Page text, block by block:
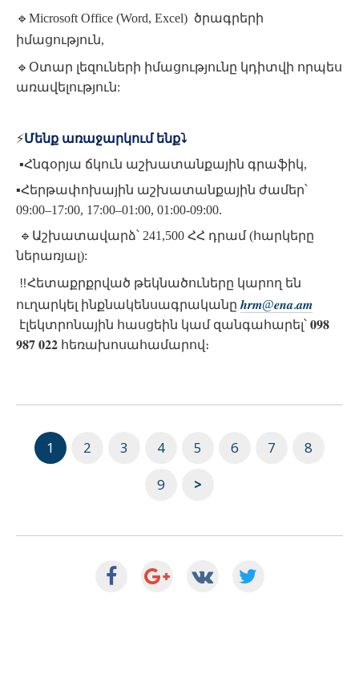
🔹 Microsoft Office (Word, Excel) ծրագրերի
իմացություն,
🔹 Օտար լեզուների իմացությունը կդիտվի որպես
առավելություն:
⚡️Մենք առաջարկում ենք⤵️
▪️Հնգօրյա ճկուն աշխատանքային գրաֆիկ,
▪️Հերթափոխային աշխատանքային ժամեր՝
09:00–17:00, 17:00–01:00, 01:00-09:00.
🔹 Աշխատավարձ՝ 241,500 ՀՀ դրամ (հարկերը
ներառյալ):
‼️Հետաքրքրված թեկնածուները կարող են
ուղարկել ինքնակենսագրականը 𝒉𝒓𝒎@𝒆𝒏𝒂.𝒂𝒎
էլեկտրոնային հասցեին կամ զանգահարել՝ 𝟎𝟗𝟖
𝟗𝟖𝟕 𝟎𝟐𝟐 հեռախոսահամարով։
1 2 3 4 5 6 7
8
9
>